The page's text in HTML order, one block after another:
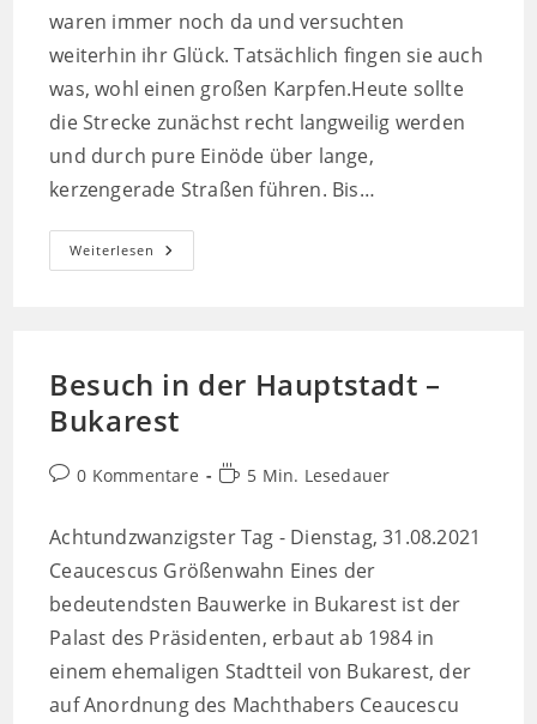
waren immer noch da und versuchten
weiterhin ihr Glück. Tatsächlich fingen sie auch
was, wohl einen großen Karpfen.Heute sollte
die Strecke zunächst recht langweilig werden
und durch pure Einöde über lange,
kerzengerade Straßen führen. Bis…
Weiterlesen Endspurt
Zum
Besuch in der Hauptstadt –
Bukarest
Beitrags-
0 Kommentare Lesedauer:
5 Min. Lesedauer
Achtundzwanzigster Tag - Dienstag, 31.08.2021
Ceaucescus Größenwahn Eines der
bedeutendsten Bauwerke in Bukarest ist der
Palast des Präsidenten, erbaut ab 1984 in
einem ehemaligen Stadtteil von Bukarest, der
auf Anordnung des Machthabers Ceaucescu